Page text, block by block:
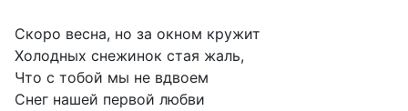
Скоро весна, но за окном кружит
Холодных снежинок стая жаль,
Что с тобой мы не вдвоем
Снег нашей первой любви